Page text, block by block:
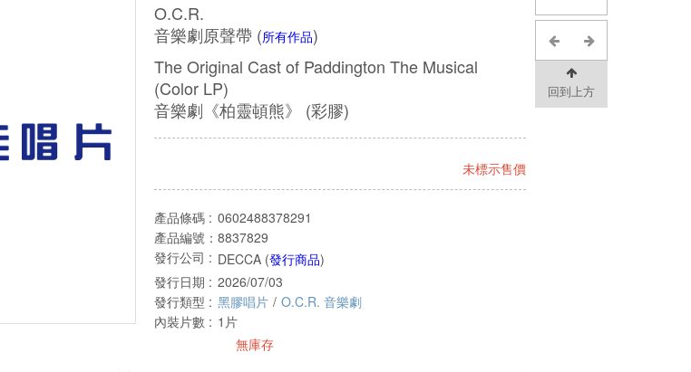
回到上方
O.C.R.
音樂劇原聲帶 (所有作品)
The Original Cast of Paddington The Musical
(Color LP)
音樂劇《柏靈頓熊》 (彩膠)
未標示售價
產品條碼 : 0602488378291
產品編號： 8837829
發行公司 : DECCA (發行商品)
發行日期 : 2026/07/03
發行類型 : 黑膠唱片 / O.C.R. 音樂劇
內裝片數 : 1片
無庫存